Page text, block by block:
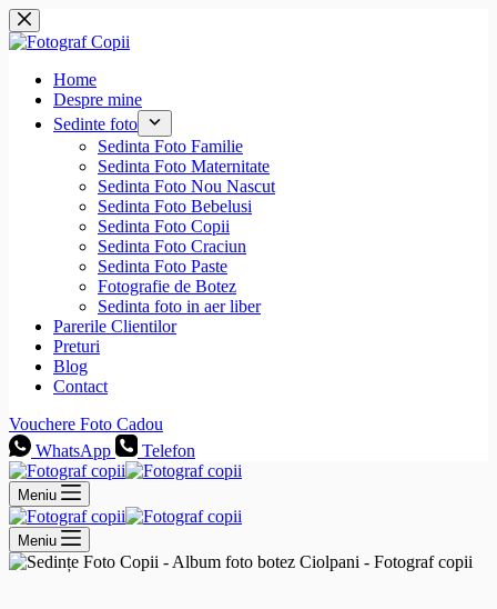
Sari
la
conținut
Home
Despre mine
Sedinte foto
Sedinta Foto Familie
Sedinta Foto Maternitate
Sedinta Foto Nou Nascut
Sedinta Foto Bebelusi
Sedinta Foto Copii
Sedinta Foto Craciun
Sedinta Foto Paste
Fotografie de Botez
Sedinta foto in aer liber
Parerile Clientilor
Preturi
Blog
Contact
Vouchere Foto Cadou
WhatsApp
Telefon
Meniu
Meniu